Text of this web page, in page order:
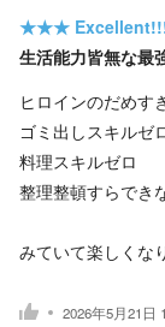
★★★
生活能力皆無な最
ヒロインのだめす
ゴミ出しスキルゼ
料理スキルゼロ
整理整頓すらでき
みていて楽しくな
2026年5月21日